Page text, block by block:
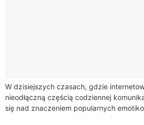
W dzisiejszych czasach, gdzie
nieodłączną częścią codziennej
się nad znaczeniem popularnych